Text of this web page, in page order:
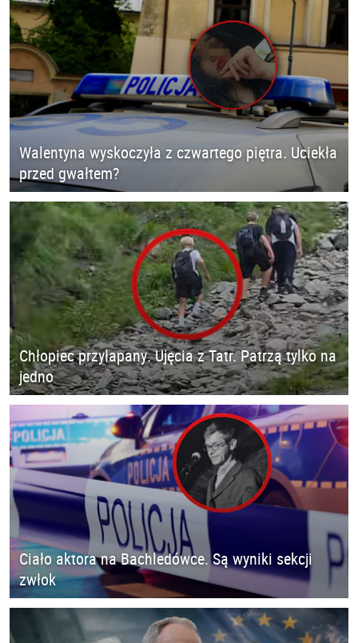
Walentyna wyskoczyła z czwartego piętra. Uciekła
przed gwałtem?
Chłopiec przyłapany. Ujęcia z Tatr. Patrzą tylko na
jedno
Ciało aktora na Bachledówce. Są wyniki sekcji
zwłok